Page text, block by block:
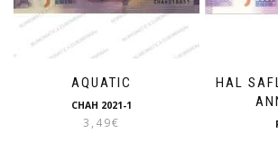
AQUATIC
CHAH 2021-1
3,49€
HAL